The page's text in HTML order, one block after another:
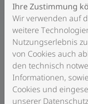
Wer mehrere
kombiniert, kann
erreichen und
Förderungen
Wichtig ist: Die
einen Teil der
weitere
Ihre Zustimmung
Wir verwenden auf
weitere
Nutzungserlebnis
von Cookies auch
den technisch
Informationen,
Cookies und
unserer